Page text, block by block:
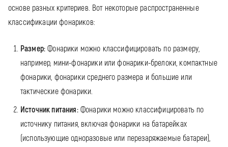
основе разных критериев. Вот некоторые распространенные
классификации фонариков:
Размер: Фонарики можно классифицировать по размеру,
например, мини-фонарики или фонарики-брелоки, компактные
фонарики, фонарики среднего размера и большие или
тактические фонарики.
Источник питания:Фонарики можно классифицировать по
источнику питания, включая фонарики на батарейках
(использующие одноразовые или перезаряжаемые батареи),